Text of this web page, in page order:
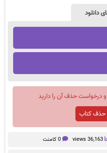
دانلود
درخواست حذف آن را دارید
کتاب
36,163 views 0 کامنت